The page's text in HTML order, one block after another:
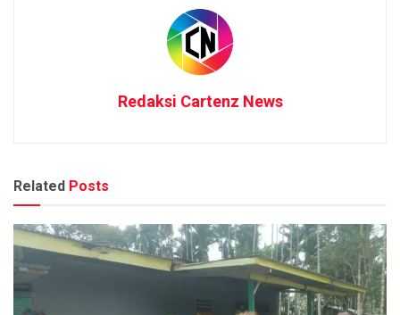
Redaksi Cartenz News
Related Posts